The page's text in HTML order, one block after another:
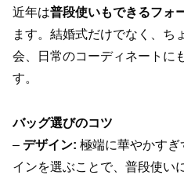
近年は普段使いもできるフォ
ます。結婚式だけでなく、ち
会、日常のコーディネートに
す。
バッグ選びのコツ
– デザイン: 極端に華やかす
インを選ぶことで、普段使い